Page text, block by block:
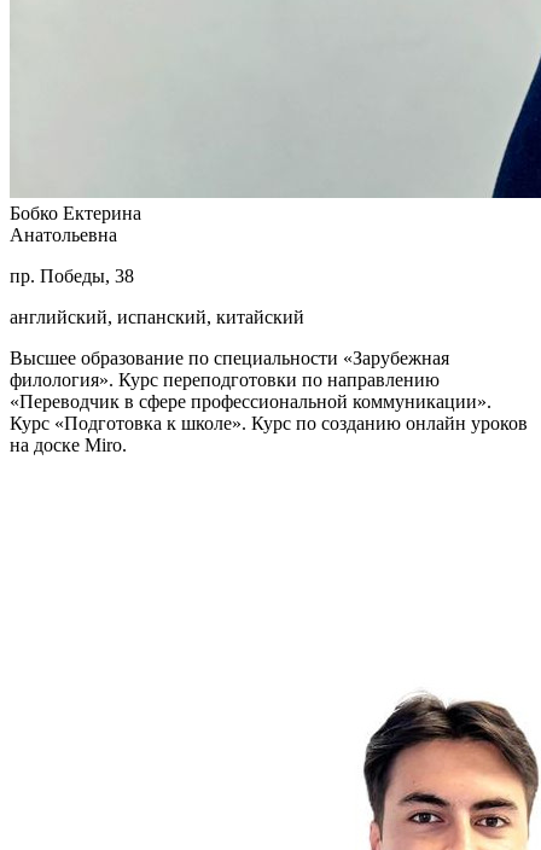
Бобко Ектерина
Анатольевна
пр. Победы, 38
английский, испанский, китайский
Высшее образование по специальности «Зарубежная
филология». Курс переподготовки по направлению
«Переводчик в сфере профессиональной коммуникации».
Курс «Подготовка к школе». Курс по созданию онлайн уроков
на доске Miro.